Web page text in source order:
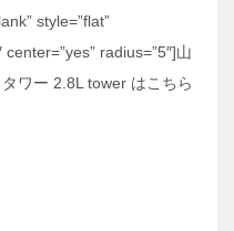
style=”flat”
radius=”5″]山
ワー 2.8L tower はこちら